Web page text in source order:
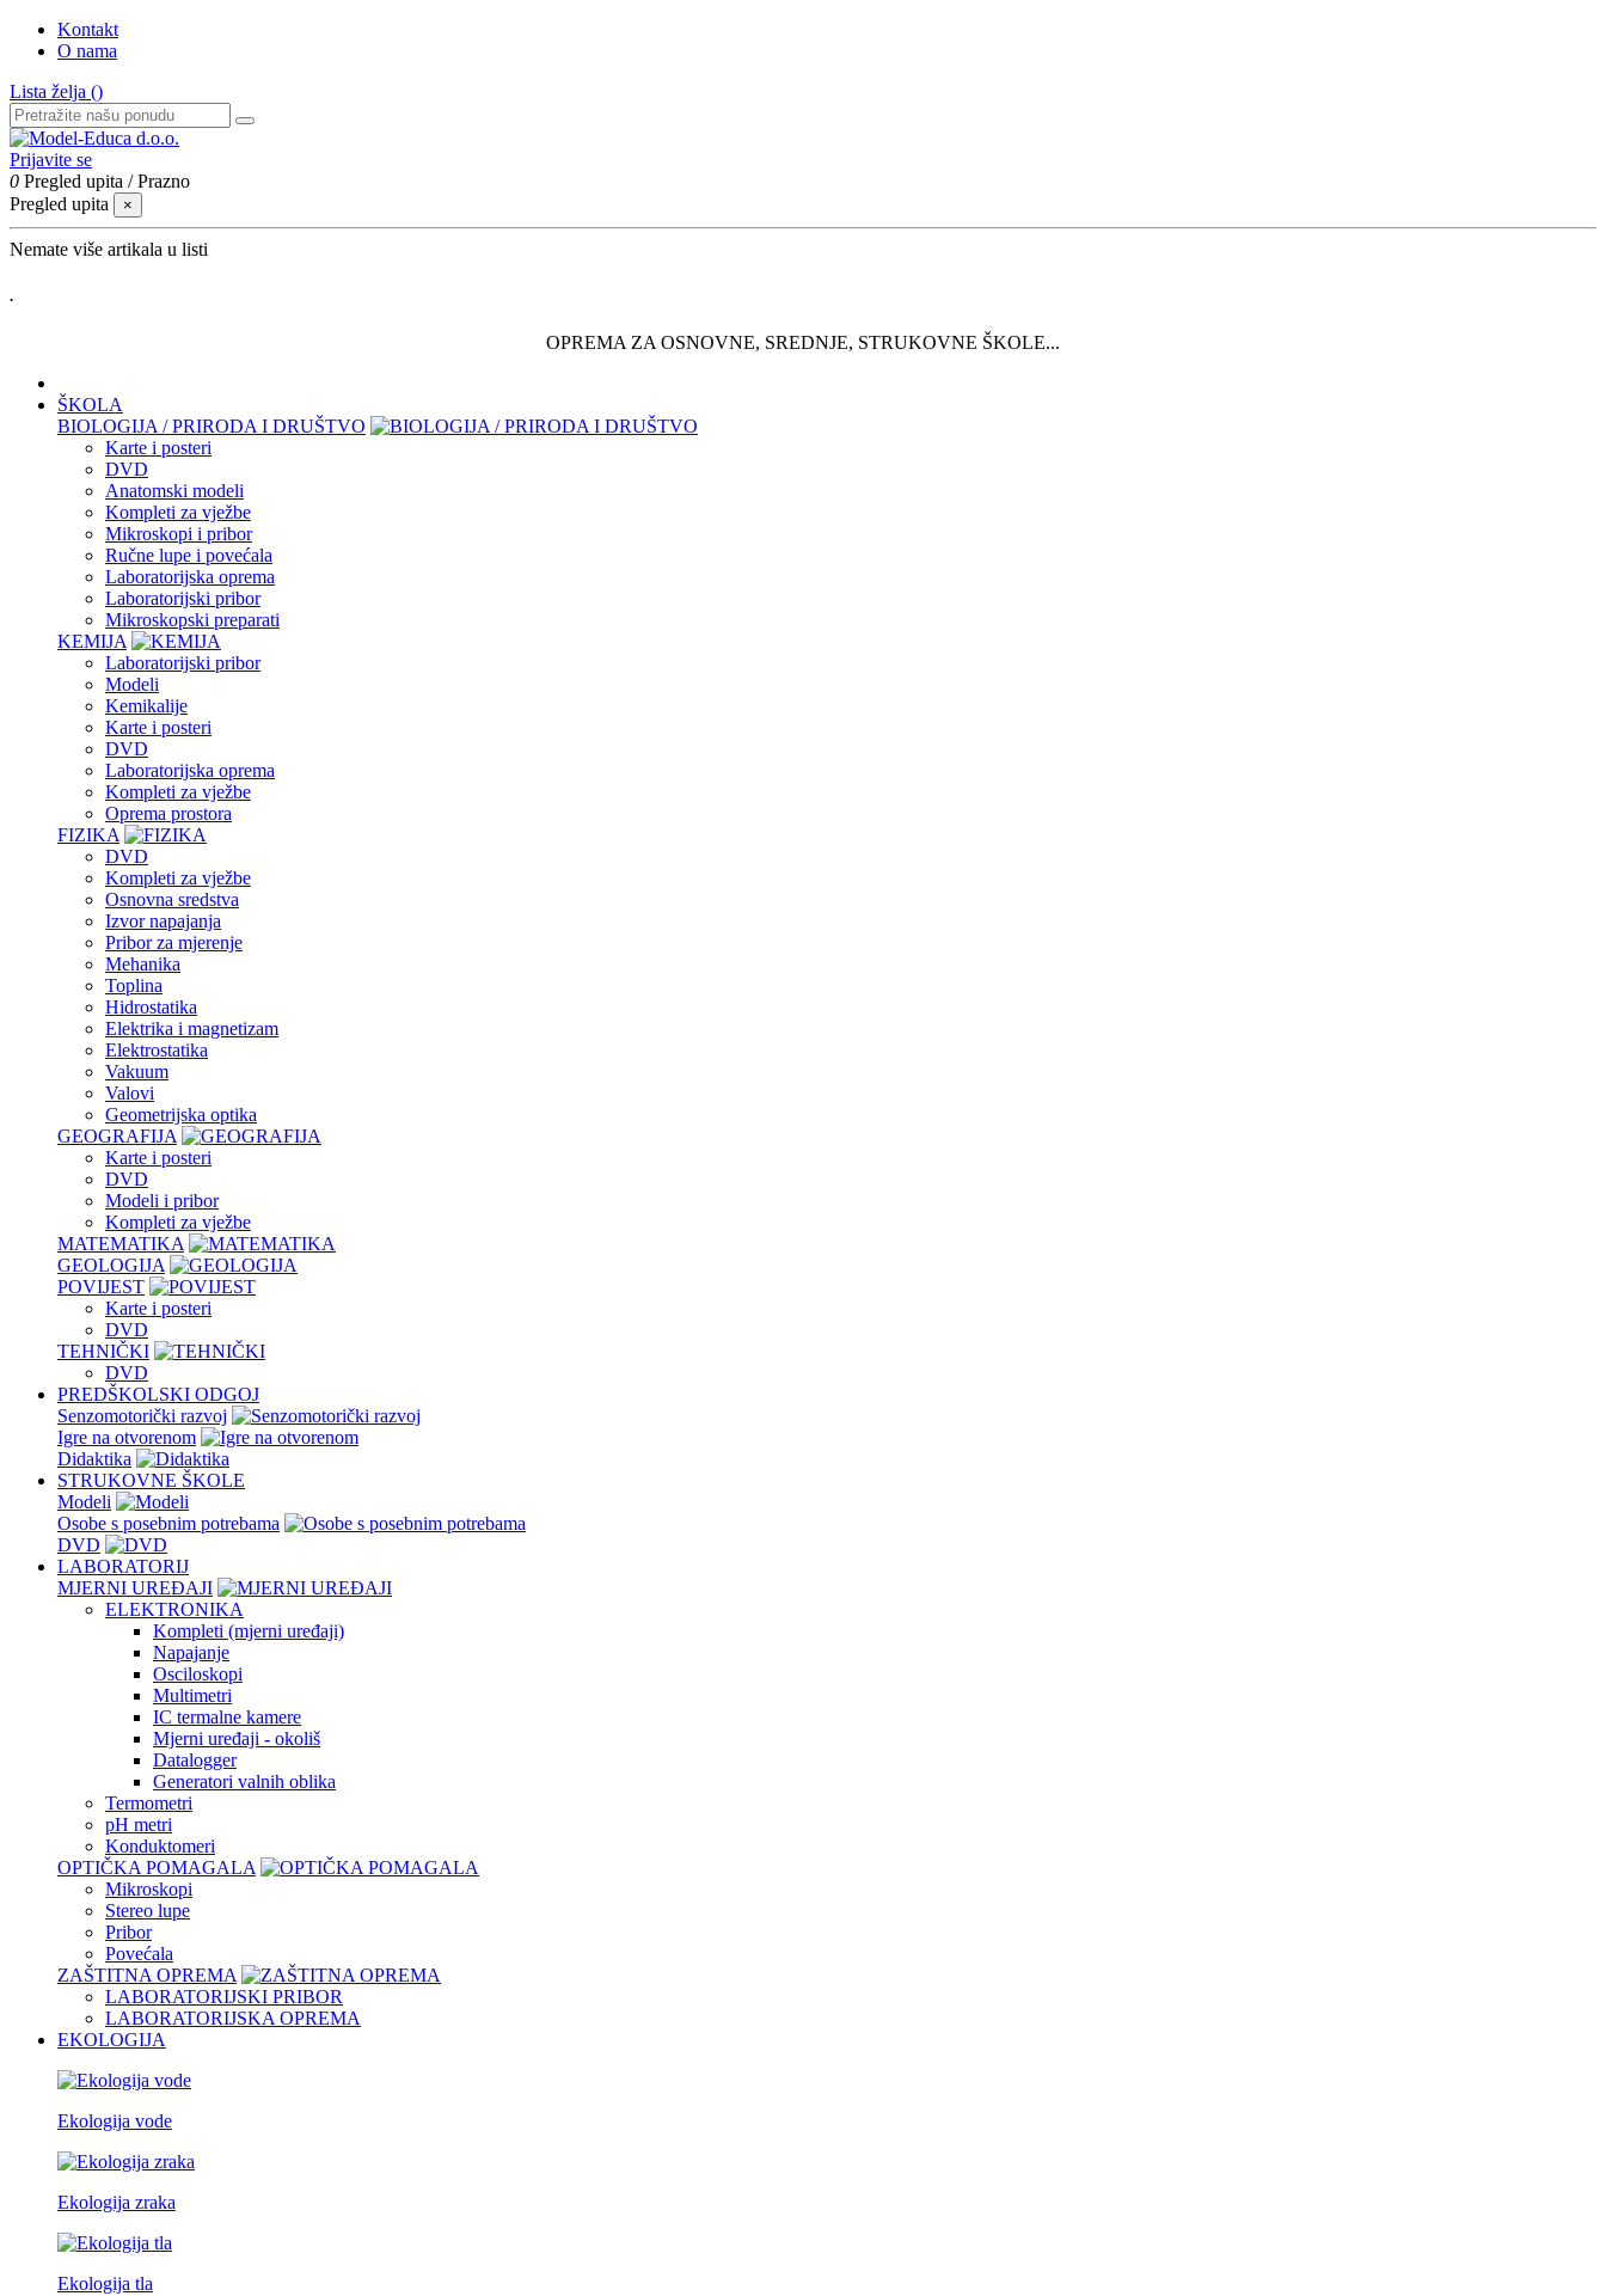
Kontakt
O nama
Lista želja ()
Prijavite se
0 Pregled upita /Prazno
Pregled upita
×
Nemate više artikala u listi
.
OPREMA ZA OSNOVNE, SREDNJE, STRUKOVNE ŠKOLE...
ŠKOLA
BIOLOGIJA / PRIRODA I DRUŠTVO
Karte i posteri
DVD
Anatomski modeli
Kompleti za vježbe
Mikroskopi i pribor
Ručne lupe i povećala
Laboratorijska oprema
Laboratorijski pribor
Mikroskopski preparati
KEMIJA
Laboratorijski pribor
Modeli
Kemikalije
Karte i posteri
DVD
Laboratorijska oprema
Kompleti za vježbe
Oprema prostora
FIZIKA
DVD
Kompleti za vježbe
Osnovna sredstva
Izvor napajanja
Pribor za mjerenje
Mehanika
Toplina
Hidrostatika
Elektrika i magnetizam
Elektrostatika
Vakuum
Valovi
Geometrijska optika
GEOGRAFIJA
Karte i posteri
DVD
Modeli i pribor
Kompleti za vježbe
MATEMATIKA
GEOLOGIJA
POVIJEST
Karte i posteri
DVD
TEHNIČKI
DVD
PREDŠKOLSKI ODGOJ
Senzomotorički razvoj
Igre na otvorenom
Didaktika
STRUKOVNE ŠKOLE
Modeli
Osobe s posebnim potrebama
DVD
LABORATORIJ
MJERNI UREĐAJI
ELEKTRONIKA
Kompleti (mjerni uređaji)
Napajanje
Osciloskopi
Multimetri
IC termalne kamere
Mjerni uređaji - okoliš
Datalogger
Generatori valnih oblika
Termometri
pH metri
Konduktomeri
OPTIČKA POMAGALA
Mikroskopi
Stereo lupe
Pribor
Povećala
ZAŠTITNA OPREMA
LABORATORIJSKI PRIBOR
LABORATORIJSKA OPREMA
EKOLOGIJA
Ekologija vode
Ekologija zraka
Ekologija tla